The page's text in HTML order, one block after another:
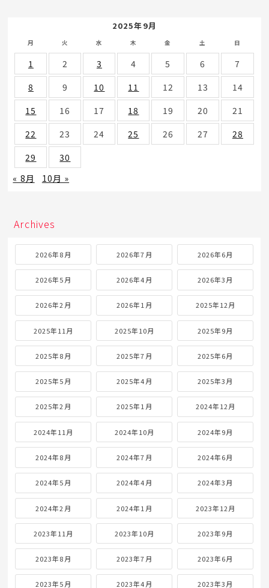
2025年9月
月 火 水 木 金 土 日
1 2 3 4 5 6
7
8
9 10 11 12 13
14
15
16 17 18 19 20
21
22
23 24 25 26 27
28
29
30
« 8月
10月 »
Archives
2026年8月 2026年7月 2026年6月
2026年5月 2026年4月 2026年3月
2026年2月 2026年1月 2025年12月
2025年11月 2025年10月 2025年9月
2025年8月 2025年7月 2025年6月
2025年5月 2025年4月 2025年3月
2025年2月 2025年1月 2024年12月
2024年11月 2024年10月 2024年9月
2024年8月 2024年7月 2024年6月
2024年5月 2024年4月 2024年3月
2024年2月 2024年1月 2023年12月
2023年11月 2023年10月 2023年9月
2023年8月 2023年7月 2023年6月
2023年5月 2023年4月 2023年3月